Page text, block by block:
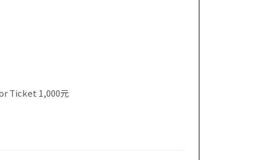
Ticket 1,000元